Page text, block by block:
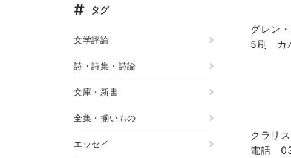
グレン
5刷 カ
クラリ
電話
タグ
文学評論
詩・詩集・詩論
文庫・新書
全集・揃いもの
エッセイ